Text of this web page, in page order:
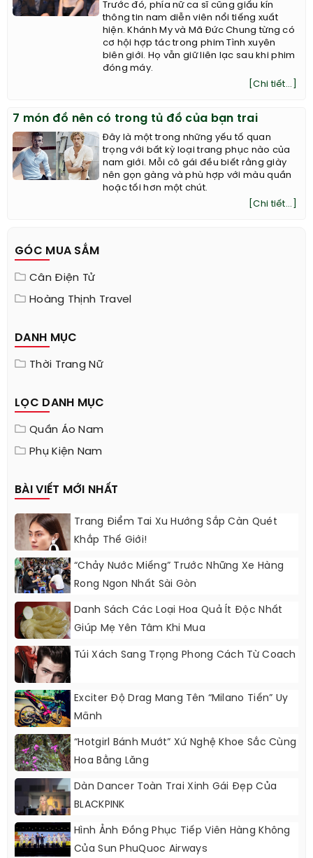
Trước đó, phía nữ ca sĩ cũng giấu kín
thông tin nam diễn viên nổi tiếng xuất
hiện. Khánh My và Mã Đức Chung từng có
cơ hội hợp tác trong phim Tình xuyên
biên giới. Họ vẫn giữ liên lạc sau khi phim
đóng máy.
[Chi tiết...]
7 món đồ nên có trong tủ đồ của bạn trai
Đây là một trong những yếu tố quan
trọng với bất kỳ loại trang phục nào của
nam giới. Mỗi cô gái đều biết rằng giày
nên gọn gàng và phù hợp với màu quần
hoặc tối hơn một chút.
[Chi tiết...]
GÓC MUA SẮM
Cân Điện Tử
Hoàng Thịnh Travel
DANH MỤC
Thời Trang Nữ
LỌC DANH MỤC
Quần Áo Nam
Phụ Kiện Nam
BÀI VIẾT MỚI NHẤT
Trang Điểm Tai Xu Hướng Sắp Càn Quét
Khắp Thế Giới!
“Chảy Nước Miếng” Trước Những Xe Hàng
Rong Ngon Nhất Sài Gòn
Danh Sách Các Loại Hoa Quả Ít Độc Nhất
Giúp Mẹ Yên Tâm Khi Mua
Túi Xách Sang Trọng Phong Cách Từ Coach
Exciter Độ Drag Mang Tên “Milano Tiến” Uy
Mãnh
“Hotgirl Bánh Mướt” Xứ Nghệ Khoe Sắc Cùng
Hoa Bằng Lăng
Dàn Dancer Toàn Trai Xinh Gái Đẹp Của
BLACKPINK
Hình Ảnh Đồng Phục Tiếp Viên Hàng Không
Của Sun PhuQuoc Airways